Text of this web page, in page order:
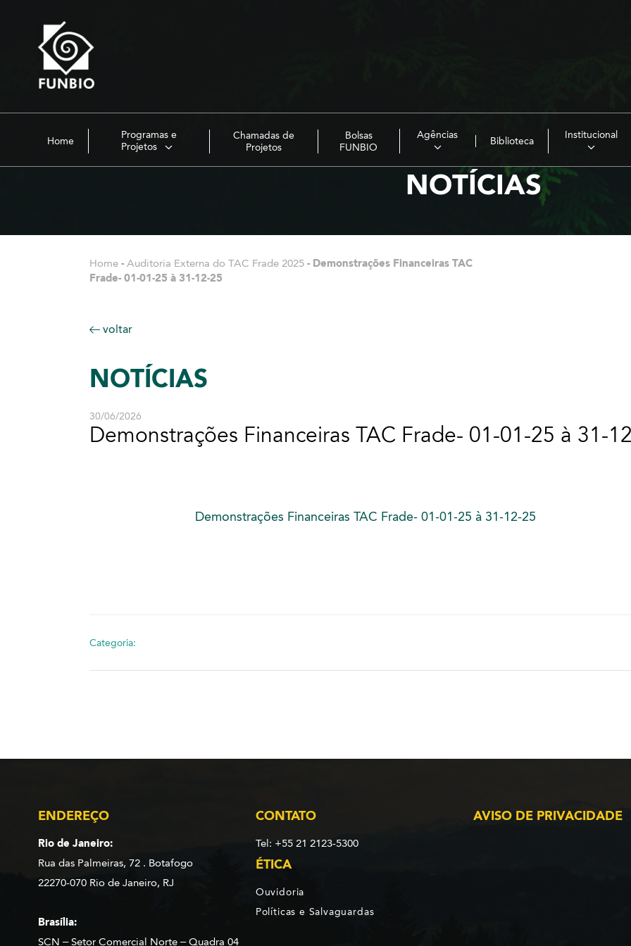
Home
Programas e
Projetos
Chamadas de
Projetos
Bolsas
FUNBIO
Agências
Biblioteca
Institucional
NOTÍCIAS
Home - Auditoria Externa do TAC Frade 2025 - Demonstrações Financeiras TAC
Frade- 01-01-25 à 31-12-25
voltar
NOTÍCIAS
30/06/2026
Demonstrações Financeiras TAC Frade- 01-01-25 à 31-
Demonstrações Financeiras TAC Frade- 01-01-25 à 31-12-25
Categoria:
ENDEREÇO
Rio de Janeiro:
Rua das Palmeiras, 72 . Botafogo
22270-070 Rio de Janeiro, RJ
Brasília:
SCN – Setor Comercial Norte – Quadra 04
CONTATO
Tel: +55 21 2123-5300
AVISO DE PRIVACIDADE
ÉTICA
Ouvidoria
Políticas e Salvaguardas